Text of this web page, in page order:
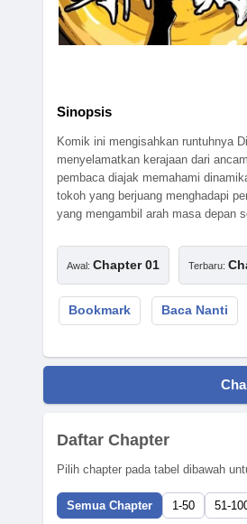
Sinopsis
Komik ini mengisahkan runtuhnya
menyelamatkan kerajaan dari
pembaca diajak memahami
tokoh yang berjuang menghadapi
yang mengambil arah masa depan
Awal: Chapter 01 Terbaru:
Bookmark Baca Nanti
Daftar Chapter
Pilih chapter pada tabel dibawah
Semua Chapter 1-50 51-